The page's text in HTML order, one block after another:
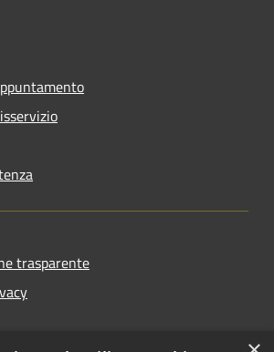
trasparente